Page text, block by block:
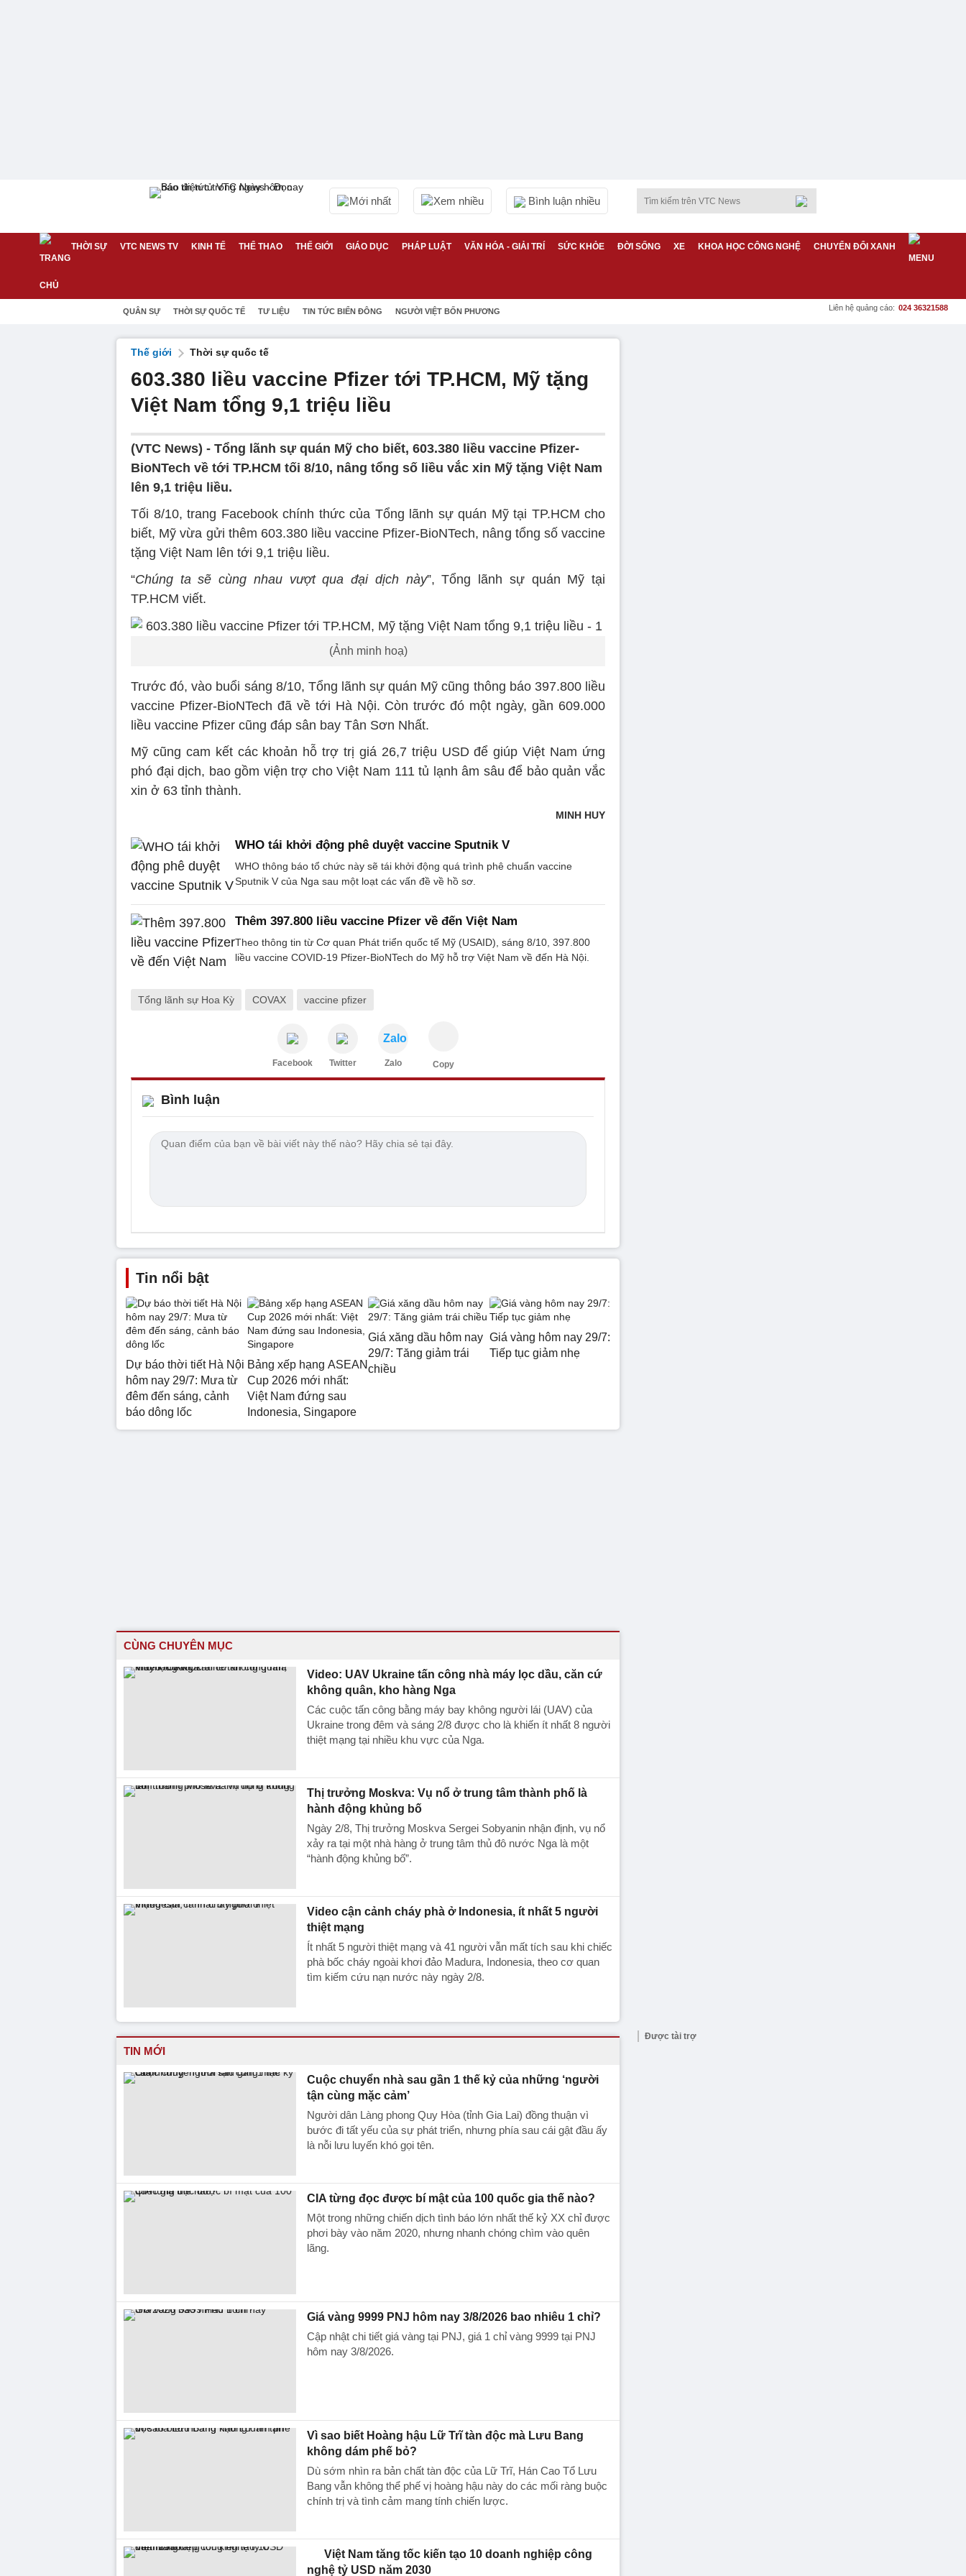
Mới nhất Xem nhiều Bình luận nhiều
THỜI SỰ VTC NEWS TV KINH TẾ THỂ THAO THẾ GIỚI GIÁO DỤC PHÁP LUẬT VĂN HÓA - GIẢI TRÍ SỨC KHỎE ĐỜI SỐNG XE KHOA HỌC CÔNG NGHỆ CHUYỂN ĐỔI XANH
QUÂN SỰ THỜI SỰ QUỐC TẾ TƯ LIỆU TIN TỨC BIỂN ĐÔNG NGƯỜI VIỆT BỐN PHƯƠNG Liên hệ quảng cáo: 024 36321588
Thế giới Thời sự quốc tế
603.380 liều vaccine Pfizer tới TP.HCM, Mỹ tặng
Việt Nam tổng 9,1 triệu liều
(VTC News) - Tổng lãnh sự quán Mỹ cho biết, 603.380 liều vaccine Pfizer-
BioNTech về tới TP.HCM tối 8/10, nâng tổng số liều vắc xin Mỹ tặng Việt Nam
lên 9,1 triệu liều.
Tối 8/10, trang Facebook chính thức của Tổng lãnh sự quán Mỹ tại TP.HCM cho
biết, Mỹ vừa gửi thêm 603.380 liều vaccine Pfizer-BioNTech, nâng tổng số vaccine
tặng Việt Nam lên tới 9,1 triệu liều.
“Chúng ta sẽ cùng nhau vượt qua đại dịch này”, Tổng lãnh sự quán Mỹ tại
TP.HCM viết.
(Ảnh minh hoạ)
Trước đó, vào buổi sáng 8/10, Tổng lãnh sự quán Mỹ cũng thông báo 397.800 liều
vaccine Pfizer-BioNTech đã về tới Hà Nội. Còn trước đó một ngày, gần 609.000
liều vaccine Pfizer cũng đáp sân bay Tân Sơn Nhất.
Mỹ cũng cam kết các khoản hỗ trợ trị giá 26,7 triệu USD để giúp Việt Nam ứng
phó đại dịch, bao gồm viện trợ cho Việt Nam 111 tủ lạnh âm sâu để bảo quản vắc
xin ở 63 tỉnh thành.
MINH HUY
WHO tái khởi động phê duyệt vaccine Sputnik V
WHO thông báo tổ chức này sẽ tái khởi động quá trình phê chuẩn vaccine
Sputnik V của Nga sau một loạt các vấn đề về hồ sơ.
Thêm 397.800 liều vaccine Pfizer về đến Việt Nam
Theo thông tin từ Cơ quan Phát triển quốc tế Mỹ (USAID), sáng 8/10, 397.800
liều vaccine COVID-19 Pfizer-BioNTech do Mỹ hỗ trợ Việt Nam về đến Hà Nội.
Tổng lãnh sự Hoa Kỳ COVAX vaccine pfizer
Facebook Twitter
Zalo
Zalo Copy
Bình luận
Tin nổi bật
Dự báo thời tiết Hà Nội
hôm nay 29/7: Mưa từ
đêm đến sáng, cảnh
báo dông lốc
Bảng xếp hạng ASEAN
Cup 2026 mới nhất:
Việt Nam đứng sau
Indonesia, Singapore
Giá xăng dầu hôm nay
29/7: Tăng giảm trái
chiều
Giá vàng hôm nay 29/7:
Tiếp tục giảm nhẹ
CÙNG CHUYÊN MỤC
Video: UAV Ukraine tấn công nhà máy lọc dầu, căn cứ
không quân, kho hàng Nga
Các cuộc tấn công bằng máy bay không người lái (UAV) của
Ukraine trong đêm và sáng 2/8 được cho là khiến ít nhất 8 người
thiệt mạng tại nhiều khu vực của Nga.
Thị trưởng Moskva: Vụ nổ ở trung tâm thành phố là
hành động khủng bố
Ngày 2/8, Thị trưởng Moskva Sergei Sobyanin nhận định, vụ nổ
xảy ra tại một nhà hàng ở trung tâm thủ đô nước Nga là một
“hành động khủng bố”.
Video cận cảnh cháy phà ở Indonesia, ít nhất 5 người
thiệt mạng
Ít nhất 5 người thiệt mạng và 41 người vẫn mất tích sau khi chiếc
phà bốc cháy ngoài khơi đảo Madura, Indonesia, theo cơ quan
tìm kiếm cứu nạn nước này ngày 2/8.
TIN MỚI
Cuộc chuyển nhà sau gần 1 thế kỷ của những ‘người
tận cùng mặc cảm’
Người dân Làng phong Quy Hòa (tỉnh Gia Lai) đồng thuận vì
bước đi tất yếu của sự phát triển, nhưng phía sau cái gật đầu ấy
là nỗi lưu luyến khó gọi tên.
CIA từng đọc được bí mật của 100 quốc gia thế nào?
Một trong những chiến dịch tình báo lớn nhất thế kỷ XX chỉ được
phơi bày vào năm 2020, nhưng nhanh chóng chìm vào quên
lãng.
Giá vàng 9999 PNJ hôm nay 3/8/2026 bao nhiêu 1 chỉ?
Cập nhật chi tiết giá vàng tại PNJ, giá 1 chỉ vàng 9999 tại PNJ
hôm nay 3/8/2026.
Vì sao biết Hoàng hậu Lữ Trĩ tàn độc mà Lưu Bang
không dám phế bỏ?
Dù sớm nhìn ra bản chất tàn độc của Lữ Trĩ, Hán Cao Tổ Lưu
Bang vẫn không thể phế vị hoàng hậu này do các mối ràng buộc
chính trị và tình cảm mang tính chiến lược.
Việt Nam tăng tốc kiến tạo 10 doanh nghiệp công
nghệ tỷ USD năm 2030
Được tài trợ